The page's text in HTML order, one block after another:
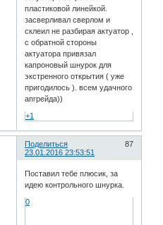
пластиковой линейкой.
засверливал сверлом и
склеил не разбирая актуатор ,
с обратной стороны
актуатора привязал
капроновый шнурок для
экстренного открытия ( уже
пригодилось ). всем удачного
апгрейда))
+1
Поделиться
87
23.01.2016 23:53:51
Поставил тебе плюсик, за
идею контрольного шнурка.
0